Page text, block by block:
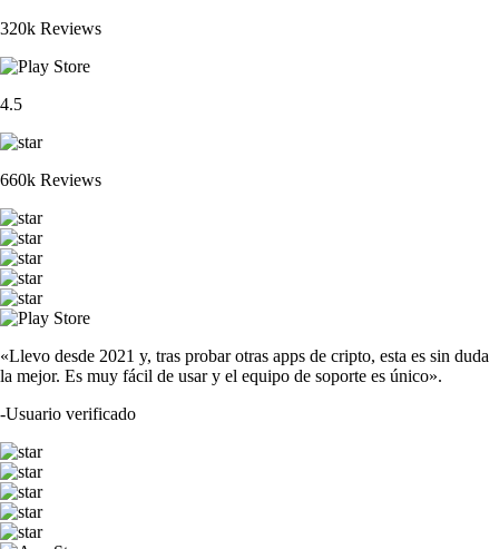
320k Reviews
4.5
660k Reviews
«Llevo desde 2021 y, tras probar otras apps de cripto, esta es sin duda
la mejor. Es muy fácil de usar y el equipo de soporte es único».
-Usuario verificado